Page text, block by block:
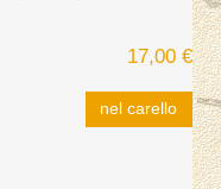
17,00 €
nel carello